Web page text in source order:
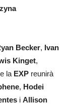
Becker, Ivan
Kinget,
la EXP reunirà
, Hodei
i Allison